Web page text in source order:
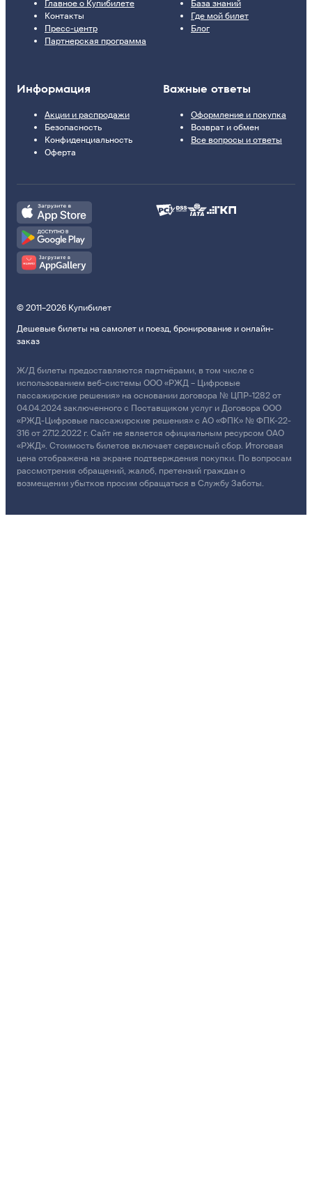
Главное о Купибилете
Контакты
Пресс-центр
Партнерская программа
База знаний
Где мой билет
Блог
Информация
Акции и распродажи
Безопасность
Конфиденциальность
Оферта
Важные ответы
Оформление и покупка
Возврат и обмен
Все вопросы и ответы
© 2011–2026 Купибилет
Дешевые билеты на самолет и поезд, бронирование и онлайн-
заказ
Ж/Д билеты предоставляются партнёрами, в том числе с
использованием веб-системы ООО «РЖД – Цифровые
пассажирские решения» на основании договора № ЦПР-1282 от
04.04.2024 заключенного с Поставщиком услуг и Договора ООО
«РЖД-Цифровые пассажирские решения» с АО «ФПК» № ФПК-22-
316 от 27.12.2022 г. Сайт не является официальным ресурсом ОАО
«РЖД». Стоимость билетов включает сервисный сбор. Итоговая
цена отображена на экране подтверждения покупки. По вопросам
рассмотрения обращений, жалоб, претензий граждан о
возмещении убытков просим обращаться в Службу Заботы.